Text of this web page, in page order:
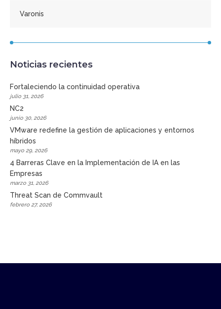
Varonis
Noticias recientes
Fortaleciendo la continuidad operativa
julio 31, 2026
NC2
junio 30, 2026
VMware redefine la gestión de aplicaciones y entornos
híbridos
mayo 29, 2026
4 Barreras Clave en la Implementación de IA en las
Empresas
marzo 31, 2026
Threat Scan de Commvault
febrero 27, 2026